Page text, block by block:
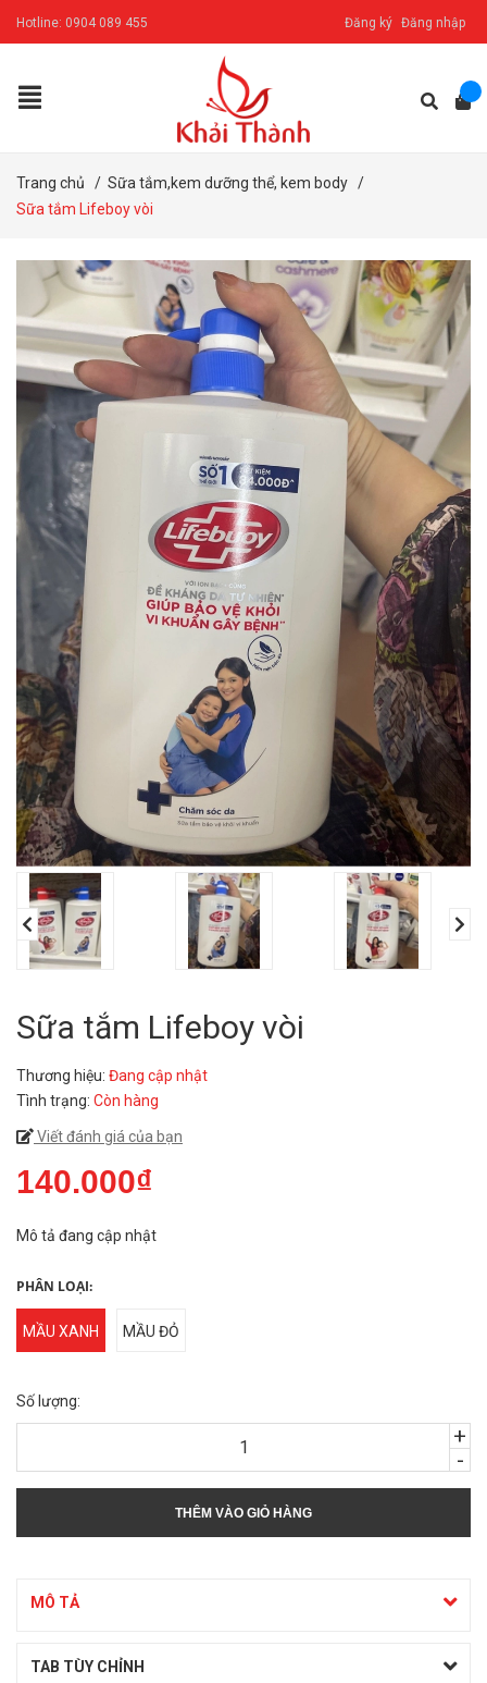
Hotline: 0904 089 455 Đăng ký Đăng nhập
Trang chủ / Sữa tắm,kem dưỡng thể, kem body /
Sữa tắm Lifeboy vòi
Sữa tắm Lifeboy vòi
Thương hiệu: Đang cập nhật
Tình trạng: Còn hàng
Viết đánh giá của bạn
140.000₫
Mô tả đang cập nhật
PHÂN LOẠI:
MẦU XANH MẦU ĐỎ
Số lượng:
-
+
THÊM VÀO GIỎ HÀNG
MÔ TẢ
TAB TÙY CHỈNH